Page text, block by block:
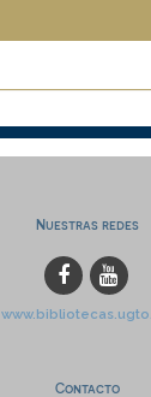
Nuestras redes
Contacto